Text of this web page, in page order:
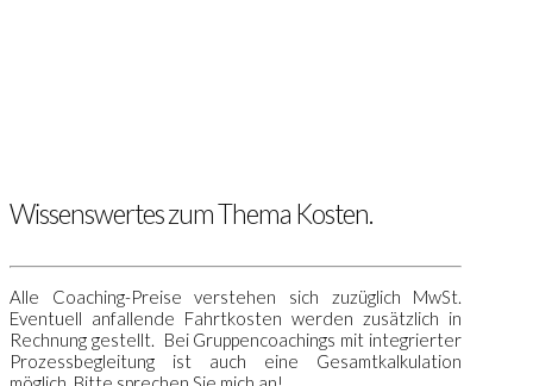
Wissenswertes zum Thema Kosten.
Alle Coaching-Preise verstehen sich zuzüglich MwSt.
Eventuell anfallende Fahrtkosten werden zusätzlich in
Rechnung gestellt. Bei Gruppencoachings mit integrierter
Prozessbegleitung ist auch eine Gesamtkalkulation